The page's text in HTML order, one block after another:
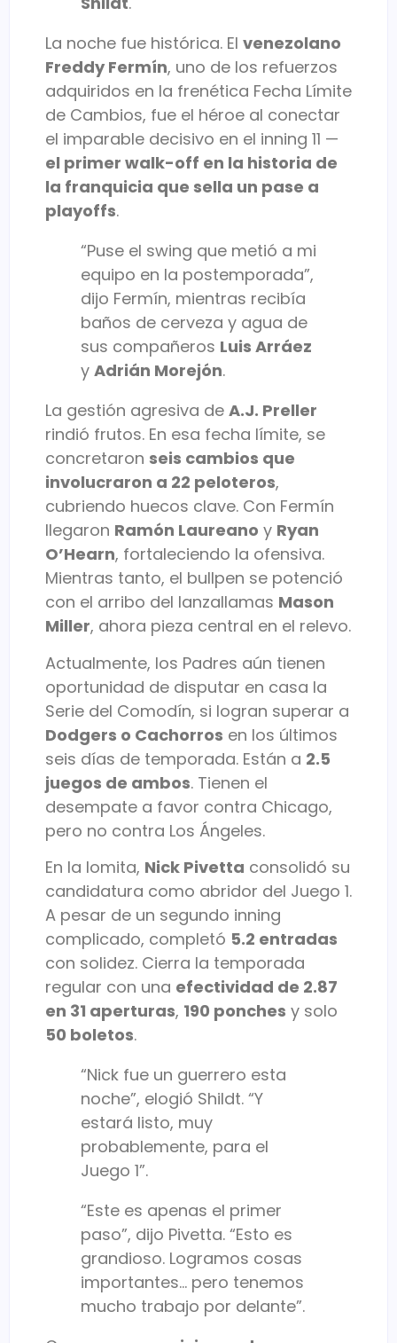
La noche fue histórica. El venezolano
Freddy Fermín, uno de los refuerzos
adquiridos en la frenética Fecha Límite
de Cambios, fue el héroe al conectar
el imparable decisivo en el inning 11 —
el primer walk-off en la historia de
la franquicia que sella un pase a
playoffs.
“Puse el swing que metió a mi
equipo en la postemporada”,
dijo Fermín, mientras recibía
baños de cerveza y agua de
sus compañeros Luis Arráez
y Adrián Morejón.
La gestión agresiva de A.J. Preller
rindió frutos. En esa fecha límite, se
concretaron seis cambios que
involucraron a 22 peloteros,
cubriendo huecos clave. Con Fermín
llegaron Ramón Laureano y Ryan
O’Hearn, fortaleciendo la ofensiva.
Mientras tanto, el bullpen se potenció
con el arribo del lanzallamas Mason
Miller, ahora pieza central en el relevo.
Actualmente, los Padres aún tienen
oportunidad de disputar en casa la
Serie del Comodín, si logran superar a
Dodgers o Cachorros en los últimos
seis días de temporada. Están a 2.5
juegos de ambos. Tienen el
desempate a favor contra Chicago,
pero no contra Los Ángeles.
En la lomita, Nick Pivetta consolidó su
candidatura como abridor del Juego 1.
A pesar de un segundo inning
complicado, completó 5.2 entradas
con solidez. Cierra la temporada
regular con una efectividad de 2.87
en 31 aperturas, 190 ponches y solo
50 boletos.
“Nick fue un guerrero esta
noche”, elogió Shildt. “Y
estará listo, muy
probablemente, para el
Juego 1”.
“Este es apenas el primer
paso”, dijo Pivetta. “Esto es
grandioso. Logramos cosas
importantes… pero tenemos
mucho trabajo por delante”.